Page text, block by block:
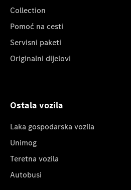
Collection
Pomoć na cesti
Servisni paketi
Originalni dijelovi
Ostala vozila
Laka gospodarska vozila
Unimog
Teretna vozila
Autobusi